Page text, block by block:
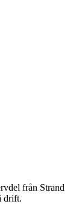
från Strand
drift.